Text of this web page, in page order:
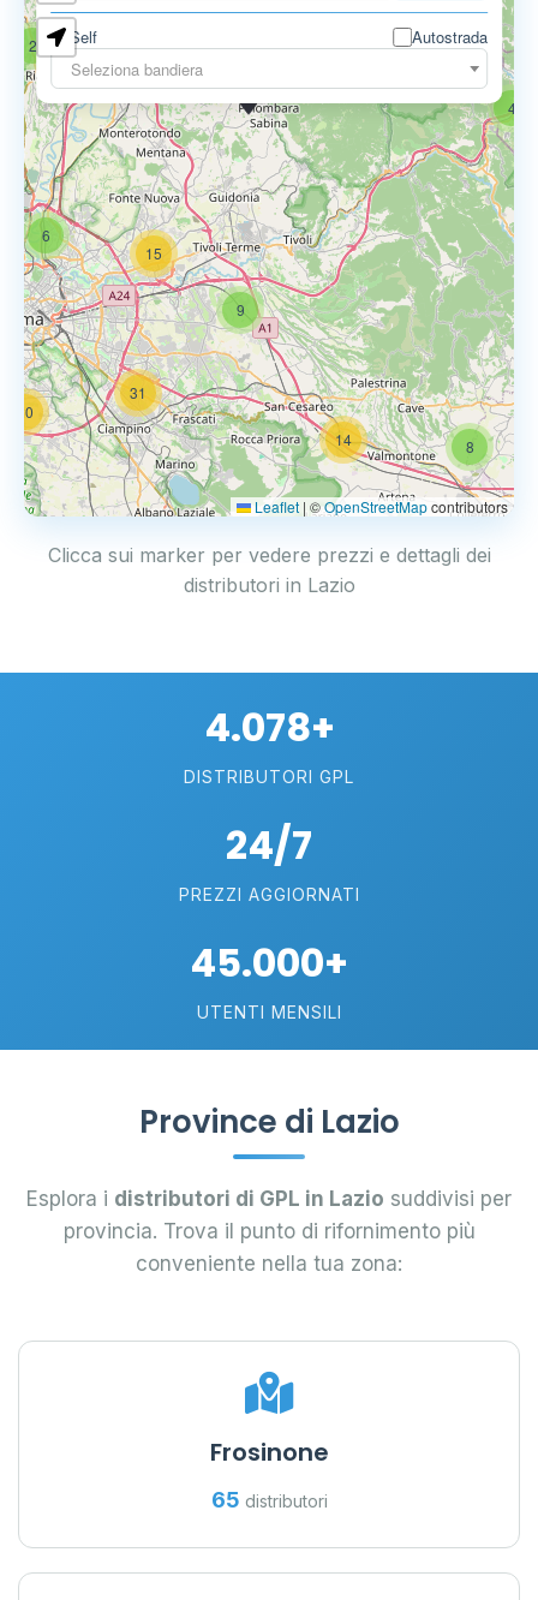
Self
Autostrada
Seleziona bandiera
2
18
6
20
15
9
31
8
14
4
Leaflet | ©OpenStreetMapcontributors
Clicca sui marker per vedere prezzi e dettagli dei
distributori in Lazio
4.078+
DISTRIBUTORI GPL
24/7
PREZZI AGGIORNATI
45.000+
UTENTI MENSILI
Province di Lazio
Esplora i distributori di GPL in Lazio suddivisi per
provincia. Trova il punto di rifornimento più
conveniente nella tua zona:
Frosinone
65 distributori